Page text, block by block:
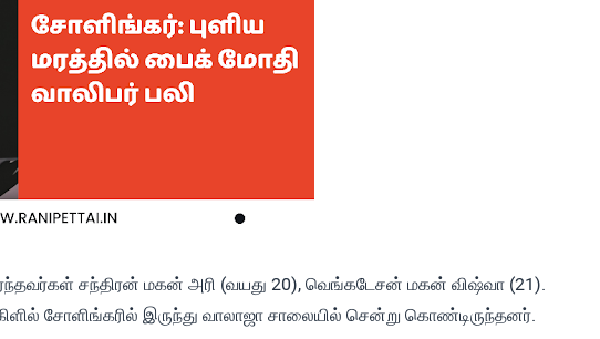
சந்திரன் மகன் அரி (வயது 20), வெங்கடேசன் மகன் விஷ்வா (21).
சோளிங்கரில் இருந்து வாலாஜா சாலையில் சென்று கொண்டிருந்தனர்.